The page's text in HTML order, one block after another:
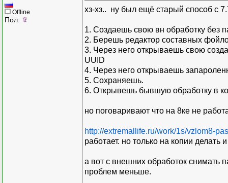
Offline
Пол:
хз-хз.. ну был ещё старый способ с
1. Создаешь свою вн обработку без
2. Берешь редактор составных
3. Через него открываешь свою
UUID
4. Через него открываешь
5. Сохраняешь.
6. Открывешь бывшую обработку в
но поговаривают что на 8ке не
http://extremallife.ru/work/1s/vzlom8-
работает. но только на копии делать
а вот с внешних обработок снимать
проблем меньше.